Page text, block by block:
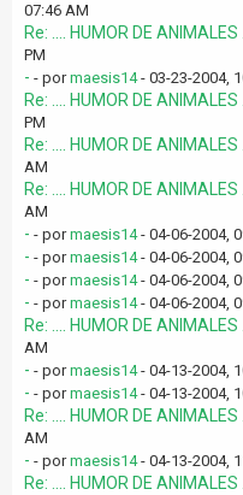
07:46 AM
Re: .... HUMOR DE ANIMALES ...
PM
- - pormaesis14- 03-23-2004,
Re: .... HUMOR DE ANIMALES ...
PM
Re: .... HUMOR DE ANIMALES ...
AM
Re: .... HUMOR DE ANIMALES ...
AM
- - pormaesis14- 04-06-2004,
- - pormaesis14- 04-06-2004,
- - pormaesis14- 04-06-2004,
- - pormaesis14- 04-06-2004,
Re: .... HUMOR DE ANIMALES ...
AM
- - pormaesis14- 04-13-2004,
- - pormaesis14- 04-13-2004,
Re: .... HUMOR DE ANIMALES ...
AM
- - pormaesis14- 04-13-2004,
Re: .... HUMOR DE ANIMALES ...